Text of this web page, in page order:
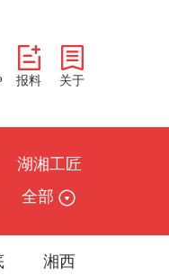
报料 关于
湖湘工匠
全部
湘西